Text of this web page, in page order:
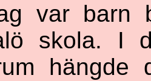
var barn
skola. I
hängde